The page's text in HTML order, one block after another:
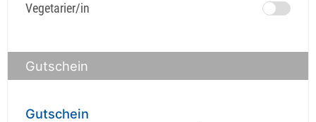
Vegetarier/in
Gutschein
Gutschein